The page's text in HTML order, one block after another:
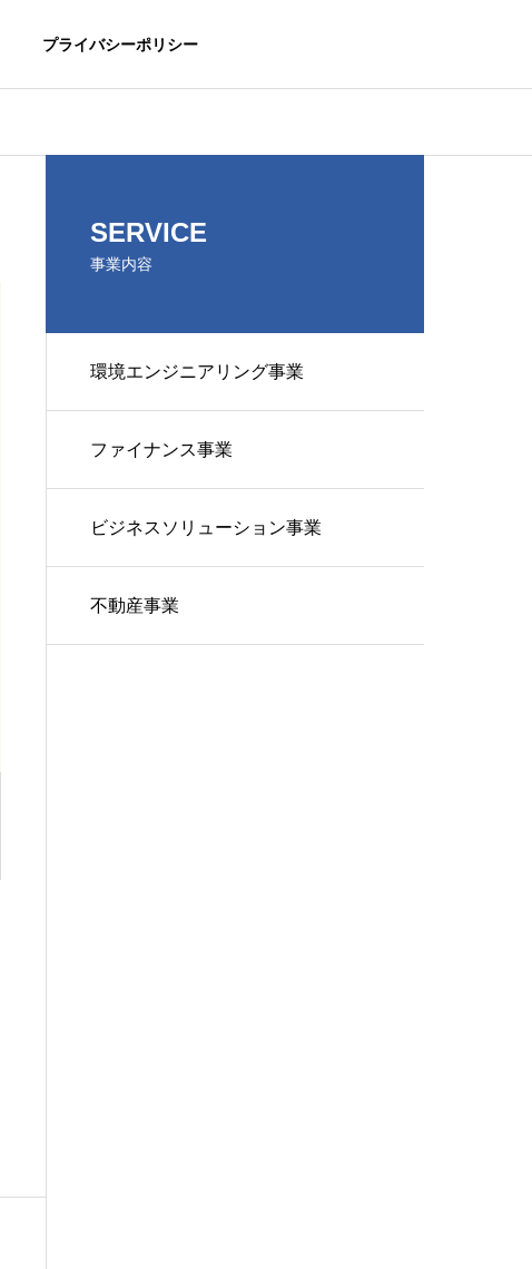
プライバシーポリシー
SERVICE
事業内容
環境エンジニアリング事業
ファイナンス事業
ビジネスソリューション事業
不動産事業